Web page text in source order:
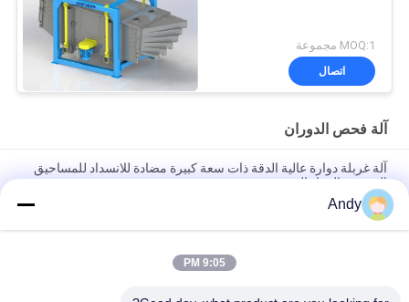
MOQ:1 مجموعة
اتصال
آلة فحص الدوران
آلة غربلة دوارة عالية الدقة ذات سعة كبيرة مضادة للانسداد للمساحيق
الدقيقة والمواد الهشة
آلة الفحص الدوارية المصممة لفحص الجسيمات الصلبة مع تشغيل
سلس منخفض الضوضاء وسهولة الصيانة
آلة غربلة دوارة تستخدم تقنية شاشة الإعصار المسطحة لتحسين تقسيم
Andy
9:05 PM